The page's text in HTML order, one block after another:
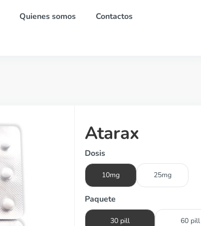
Quienes somos Contactos
Atarax
Dosis
10mg 25mg
Paquete
30 pill 60 pill